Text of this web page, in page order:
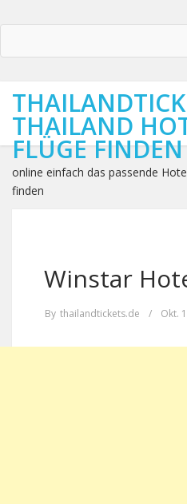
THAILAND
FLÜGE FINDEN
online einfach das passende
finden
Winstar
By thailandtickets.de / Okt.